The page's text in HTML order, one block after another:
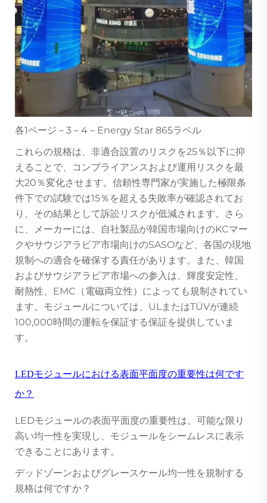
各1ページ－3－4－Energy Star 865ラベル
これらの規格は、非適合設置のリスクを25％以下に抑
えることで、コンプライアンスおよび運用リスクを最
大20％変化させます。信頼性専門家が実施した極限条
件下での試験では15％を超える失敗率が確認されてお
り、その結果として訴訟リスクが低減されます。さら
に、メーカーには、自社製品が韓国市場向けのKCマー
クやサウジアラビア市場向けのSASOなど、各国の現地
規制への適合を確保する責任があります。また、韓国
およびサウジアラビア市場への参入は、輝度安定性、
耐熱性、EMC（電磁両立性）によっても規制されてい
ます。モジュールについては、ULまたはTÜVが連続
100,000時間の運転を保証する保証を提供していま
す。
LEDモジュールにおける表面平面度の重要性は何です
か？
LEDモジュールの表面平面度の重要性は、可能な限り
高い均一性を実現し、モジュールをシームレスに表示
できることにあります。
デッドゾーンおよびグレースケール均一性を規制する
規格は何ですか？